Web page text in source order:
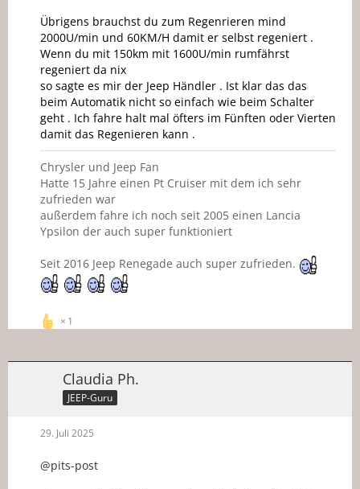
Übrigens brauchst du zum Regenrieren mind
2000U/min und 60KM/H damit er selbst regeniert .
Wenn du mit 150km mit 1600U/min rumfährst
regeniert da nix
so sagte es mir der Jeep Händler . Ist klar das das
beim Automatik nicht so einfach wie beim Schalter
geht . Ich fahre halt mal öfters im Fünften oder Vierten
damit das Regenieren kann .
Chrysler und Jeep Fan
Hatte 15 Jahre einen Pt Cruiser mit dem ich sehr
zufrieden war
außerdem fahre ich noch seit 2005 einen Lancia
Ypsilon der auch super funktioniert
Seit 2016 Jeep Renegade auch super zufrieden.
1
Claudia Ph.
JEEP-Guru
29. Juli 2025
@pits-post